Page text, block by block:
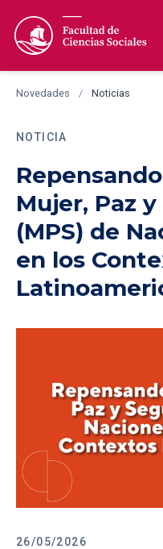
Novedades / Noticias
NOTICIA
Mujer, Paz
(MPS) de
en los
26/05/2026